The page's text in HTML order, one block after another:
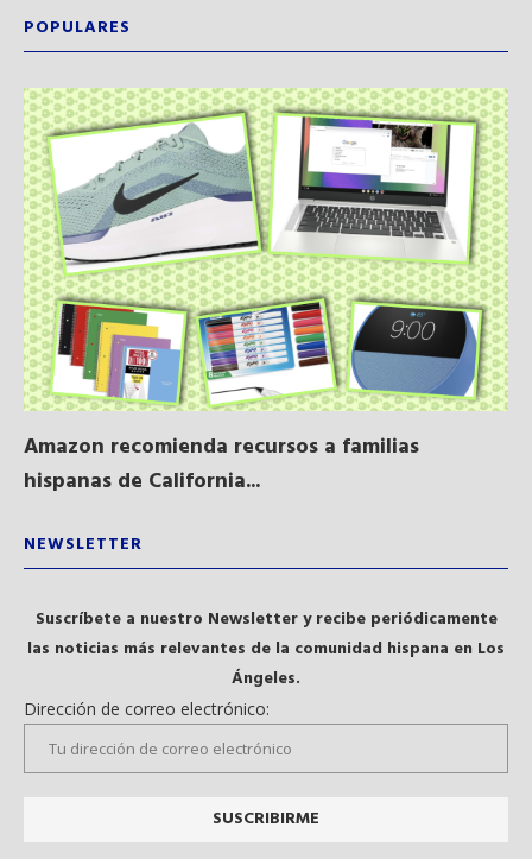
POPULARES
Amazon recomienda recursos a familias
hispanas de California...
NEWSLETTER
Suscríbete a nuestro Newsletter y recibe periódicamente
las noticias más relevantes de la comunidad hispana en Los
Ángeles.
Dirección de correo electrónico: